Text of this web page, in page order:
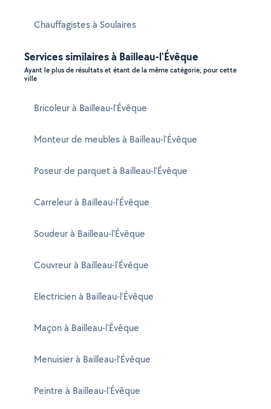
Chauffagistes à Soulaires
Services similaires à Bailleau-l'Évêque
Ayant le plus de résultats et étant de la même catégorie, pour cette
ville
Bricoleur à Bailleau-l'Évêque
Monteur de meubles à Bailleau-l'Évêque
Poseur de parquet à Bailleau-l'Évêque
Carreleur à Bailleau-l'Évêque
Soudeur à Bailleau-l'Évêque
Couvreur à Bailleau-l'Évêque
Electricien à Bailleau-l'Évêque
Maçon à Bailleau-l'Évêque
Menuisier à Bailleau-l'Évêque
Peintre à Bailleau-l'Évêque